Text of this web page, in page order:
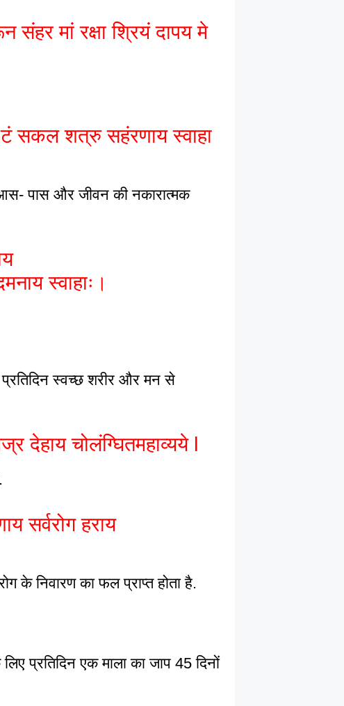
संहर मां रक्षा श्रियं दापय मे
सकल शत्रु सहंरणाय स्वाहा
पास और जीवन की नकारात्मक
स्वाहाः।
स्वच्छ शरीर और मन से
देहाय चोलंग्घितमहाव्यये l
सर्वरोग हराय
निवारण का फल प्राप्त होता है.
प्रतिदिन एक माला का जाप 45 दिनों